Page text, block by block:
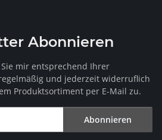
Abonnieren
mir entsprechend Ihrer
und jederzeit widerruflich
Produktsortiment per E-Mail zu.
Abonnieren